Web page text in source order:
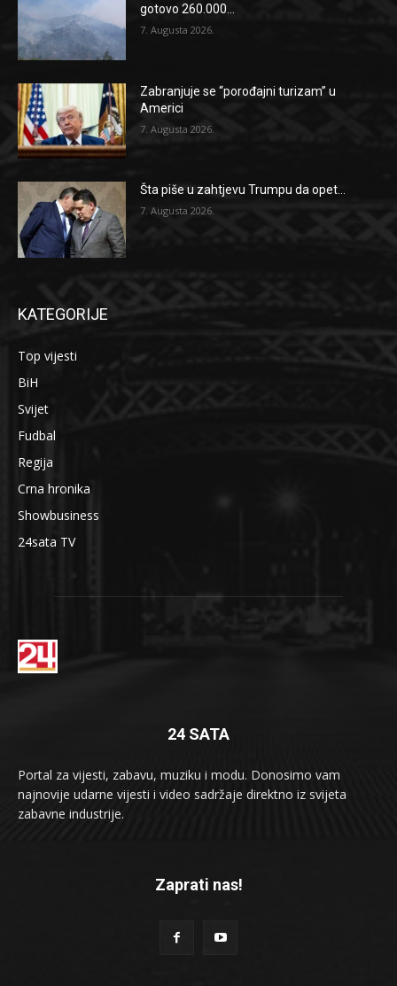
gotovo 260.000...
7. Augusta 2026.
Zabranjuje se “porođajni turizam” u
Americi
7. Augusta 2026.
Šta piše u zahtjevu Trumpu da opet...
7. Augusta 2026.
KATEGORIJE
Top vijesti
BiH
Svijet
Fudbal
Regija
Crna hronika
Showbusiness
24sata TV
24 SATA
Portal za vijesti, zabavu, muziku i modu. Donosimo vam
najnovije udarne vijesti i video sadržaje direktno iz svijeta
zabavne industrije.
Zaprati nas!